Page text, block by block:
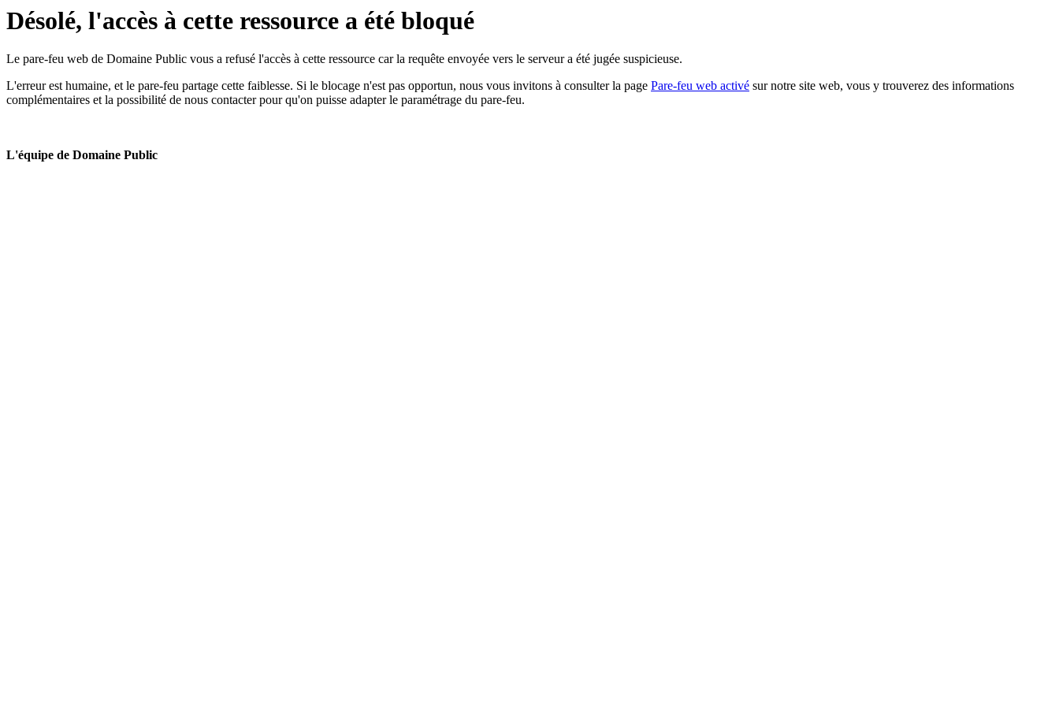
Désolé, l'accès à cette ressource a été bloqué
Le pare-feu web de Domaine Public vous a refusé l'accès à cette ressource car la requête envoyée vers le serveur a été jugée suspicieuse.
L'erreur est humaine, et le pare-feu partage cette faiblesse. Si le blocage n'est pas opportun, nous vous invitons à consulter la page Pare-feu web activé sur notre site web, vous y trouverez des informations
complémentaires et la possibilité de nous contacter pour qu'on puisse adapter le paramétrage du pare-feu.
L'équipe de Domaine Public